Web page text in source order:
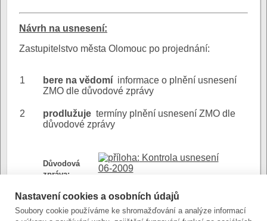
Návrh na usnesení:
Zastupitelstvo města Olomouc po projednání:
1 bere na vědomí informace o plnění usnesení
ZMO dle důvodové zprávy
2 prodlužuje termíny plnění usnesení ZMO dle
důvodové zprávy
Důvodová
zpráva:
Kontrola usnesení
06-2009
Příloha str.1
Nastavení cookies a osobních údajů
Soubory cookie používáme ke shromažďování a analýze informací